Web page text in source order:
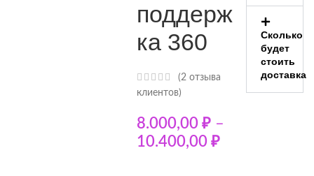
поддерж
ка 360
(2 отзыва
клиентов)
8.000,00 ₽ –
10.400,00 ₽
Сколько
будет
стоить
доставка